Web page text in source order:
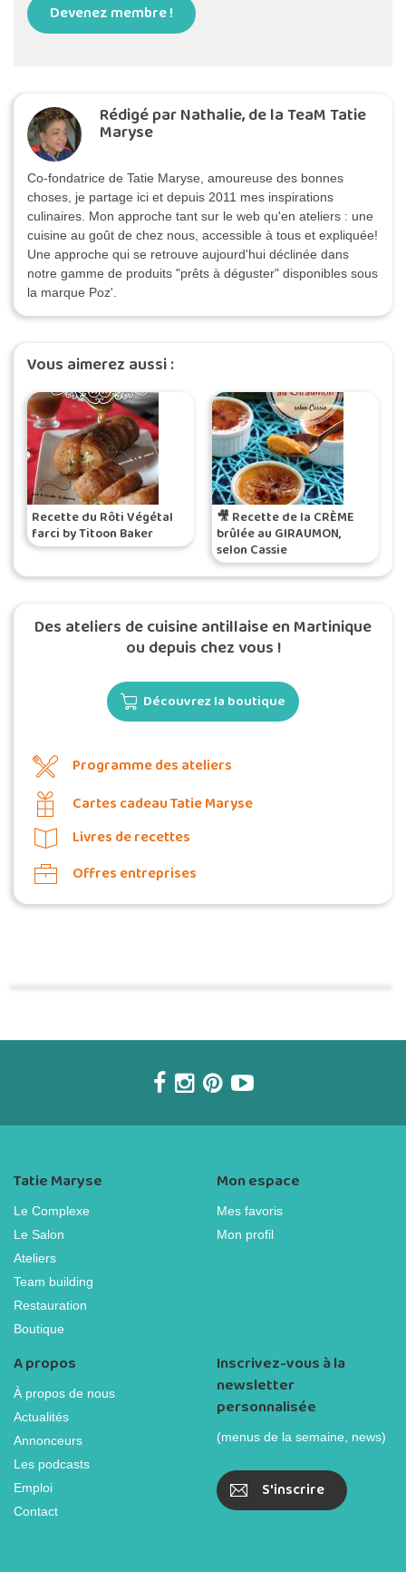
Devenez membre !
Rédigé par Nathalie, de la TeaM Tatie
Maryse
Co-fondatrice de Tatie Maryse, amoureuse des bonnes
choses, je partage ici et depuis 2011 mes inspirations
culinaires. Mon approche tant sur le web qu'en ateliers : une
cuisine au goût de chez nous, accessible à tous et expliquée!
Une approche qui se retrouve aujourd'hui déclinée dans
notre gamme de produits "prêts à déguster" disponibles sous
la marque Poz'.
Vous aimerez aussi :
Recette du Rôti Végétal
farci by Titoon Baker
🎥 Recette de la CRÈME
brûlée au GIRAUMON,
selon Cassie
Des ateliers de cuisine antillaise en Martinique
ou depuis chez vous !
Découvrez la boutique
Programme des ateliers
Cartes cadeau Tatie Maryse
Livres de recettes
Offres entreprises
Tatie Maryse
Le Complexe
Le Salon
Ateliers
Team building
Restauration
Boutique
Mon espace
Mes favoris
Mon profil
A propos
À propos de nous
Actualités
Annonceurs
Les podcasts
Emploi
Contact
Inscrivez-vous à la
newsletter
personnalisée
(menus de la semaine, news)
S'inscrire